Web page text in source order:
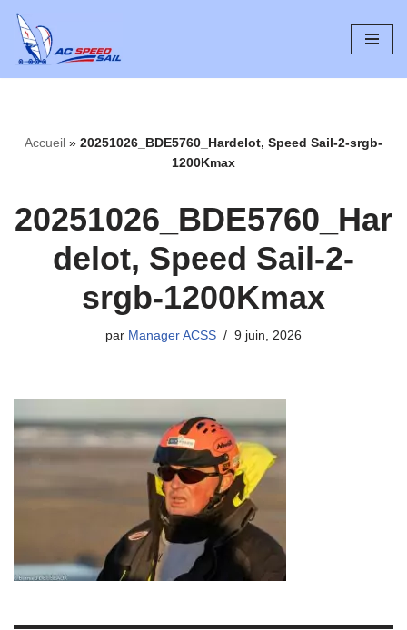
Aller
au
Accueil » 20251026_BDE5760_Hardelot, Speed Sail-2-srgb-
1200Kmax
20251026_BDE5760_Har
delot, Speed Sail-2-
srgb-1200Kmax
par Manager ACSS 9 juin, 2026